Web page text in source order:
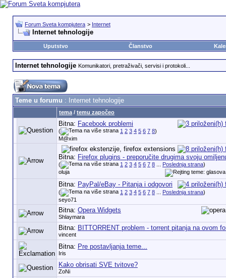
Forum Sveta kompjutera > Internet
Internet tehnologije
Uputstvo Članstvo
Internet tehnologije Komunikatori, pretraživači, servisi i protokoli...
Teme u forumu : Internet tehnologije
tema/ temu započeo
Bitna: Facebook problemi
( 1 2 3 4 5 6 7 8)
M@xim
Bitna: Firefox plugins - preporučite drugima svoju
( 1 2 3 4 5 6 7 8... Poslednja strana)
oluja
Bitna: PayPal/eBay - Pitanja i odgovori
( 1 2 3 4 5 6 7 8... Poslednja strana)
seyo71
Bitna: Opera Widgets
Shlaymara
Bitna: BITTORRENT problem - torrent pitanja na ovom
vincent
Bitna: Pre postavljanja teme...
Iris
Kako obrisati SVE tvitove?
ZoNi